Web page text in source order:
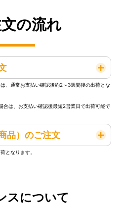
の流れ
、通常お支払い確認後約2～3週間後の出荷とな
合は、お支払い確認後最短2営業日で出荷可能で
品）のご注文
となります。
スについて